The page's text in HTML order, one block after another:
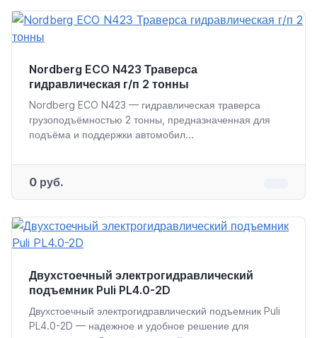
Nordberg ECO N423 Траверса
гидравлическая г/п 2 тонны
Nordberg ECO N423 — гидравлическая траверса
грузоподъёмностью 2 тонны, предназначенная для
подъёма и поддержки автомобил...
0 руб.
Двухстоечный электрогидравлический
подъемник Puli PL4.0-2D
Двухстоечный электрогидравлический подъемник Puli
PL4.0-2D — надежное и удобное решение для